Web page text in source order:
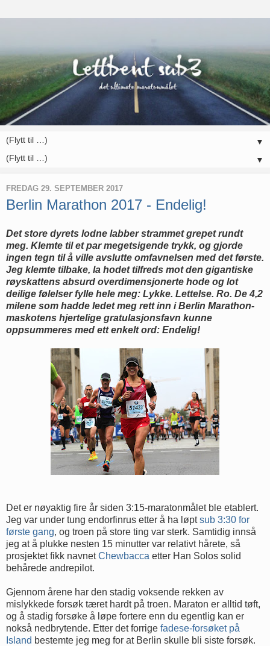
▼
▼
FREDAG 29. SEPTEMBER 2017
Berlin Marathon 2017 - Endelig!
Det store dyrets lodne labber strammet grepet rundt
meg. Klemte til et par megetsigende trykk, og gjorde
ingen tegn til å ville avslutte omfavnelsen med det første.
Jeg klemte tilbake, la hodet tilfreds mot den gigantiske
røyskattens absurd overdimensjonerte hode og lot
deilige følelser fylle hele meg: Lykke. Lettelse. Ro. De 4,2
milene som hadde ledet meg rett inn i Berlin Marathon-
maskotens hjertelige gratulasjonsfavn kunne
oppsummeres med ett enkelt ord: Endelig!
Det er nøyaktig fire år siden 3:15-maratonmålet ble etablert.
Jeg var under tung endorfinrus etter å ha løptsub 3:30 for
første gang, og troen på store ting var sterk. Samtidig innså
jeg at å plukke nesten 15 minutter var relativt hårete, så
prosjektet fikk navnetChewbacca etter Han Solos solid
behårede andrepilot.
Gjennom årene har den stadig voksende rekken av
mislykkede forsøk tæret hardt på troen. Maraton er alltid tøft,
og å stadig forsøke å løpe fortere enn du egentlig kan er
nokså nedbrytende. Etter det forrige fadese-forsøket på
Island bestemte jeg meg for at Berlin skulle bli siste forsøk.